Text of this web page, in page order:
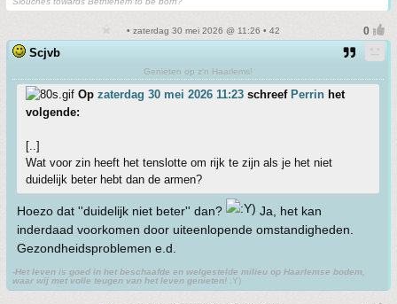
• zaterdag 30 mei 2026 @ 11:26 • 42
Scjvb
Genieten op z'n Haarlems!
Op zaterdag 30 mei 2026 11:23 schreef Perrin het
volgende:
[..]
Wat voor zin heeft het tenslotte om rijk te zijn als je het niet
duidelijk beter hebt dan de armen?
Hoezo dat ''duidelijk niet beter'' dan?
Ja, het kan
inderdaad voorkomen door uiteenlopende omstandigheden.
Gezondheidsproblemen e.d.
-Het leven is goed in het beschaafde en welgestelde milieu op Haarlemse bodem,
waar wij met volle teugen van het leven genieten! :Y)